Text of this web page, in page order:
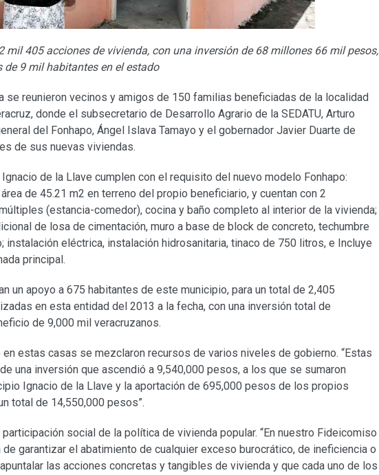
mil 405 acciones de vivienda, con una inversión de 68 millones 66 mil pesos,
de 9 mil habitantes en el estado
se reunieron vecinos y amigos de 150 familias beneficiadas de la localidad
donde el subsecretario de Desarrollo Agrario de la SEDATU, Arturo
del Fonhapo, Ángel Islava Tamayo y el gobernador Javier Duarte de
de sus nuevas viviendas.
de la Llave cumplen con el requisito del nuevo modelo Fonhapo:
de 45.21 m2 en terreno del propio beneficiario, y cuentan con 2
(estancia-comedor), cocina y baño completo al interior de la vivienda;
de losa de cimentación, muro a base de block de concreto, techumbre
instalación eléctrica, instalación hidrosanitaria, tinaco de 750 litros, e Incluye
principal.
un apoyo a 675 habitantes de este municipio, para un total de 2,405
en esta entidad del 2013 a la fecha, con una inversión total de
de 9,000 mil veracruzanos.
en estas casas se mezclaron recursos de varios niveles de gobierno. “Estas
una inversión que ascendió a 9,540,000 pesos, a los que se sumaron
Ignacio de la Llave y la aportación de 695,000 pesos de los propios
total de 14,550,000 pesos”.
participación social de la política de vivienda popular. “En nuestro Fideicomiso
garantizar el abatimiento de cualquier exceso burocrático, de ineficiencia o
las acciones concretas y tangibles de vivienda y que cada uno de los